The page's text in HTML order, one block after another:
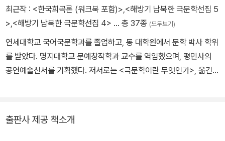
로 꼽혔으며 『골목길이 끝나는 곳에』는 《뉴욕타임스》‘우수 작품’으로
선정되는 등 여러 차례 영예를 안았다. 『폴링 업』은 그의 생전에 출판
년 열두 편의 새로운 작품이 담긴 특별판으로 다시 출간되었다. 인간
의 삶과 현대문명의 다양한 모습을 엉뚱하고 기발한 시각으로 재해석
한 글과 그림에는 풍부한 해학과 번뜩이는 기지, 철학적 사색이 오롯
전 세계 수많은 독자들에게 읽히며 꾸준히 사랑받고 있다.
최근작 : <한국희곡론 (워크북 포함)>,<해방기 남북한 극문학선집 5
>,<해방기 남북한 극문학선집 4> … 총 37종 (모두보기)
연세대학교 국어국문학과를 졸업하고, 동 대학원에서 문학 박사 학위
를 받았다. 명지대학교 문예창작학과 교수를 역임했으며, 평민사의
공연예술신서를 기획했다. 저서로는 <극문학이란 무엇인가>, 옮긴
~5>, <일제 말 친일 목적극의 형성과 전개> 외 다수의 저작물이 있
출판사 제공 책소개